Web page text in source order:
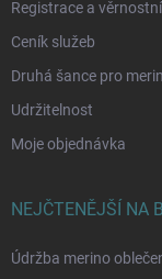
Registrace a
Ceník služeb
Druhá šance pro
Udržitelnost
Moje objednávka
NEJČTENĚJŠÍ NA
Údržba merino